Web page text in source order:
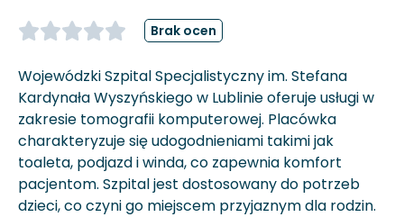
Brak ocen
Wojewódzki Szpital Specjalistyczny im. Stefana
Kardynała Wyszyńskiego w Lublinie oferuje usługi w
zakresie tomografii komputerowej. Placówka
charakteryzuje się udogodnieniami takimi jak
toaleta, podjazd i winda, co zapewnia komfort
pacjentom. Szpital jest dostosowany do potrzeb
dzieci, co czyni go miejscem przyjaznym dla rodzin.